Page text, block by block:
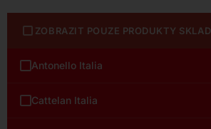
ZOBRAZIT POUZE PRODUKTY
Antonello Italia
Cattelan Italia